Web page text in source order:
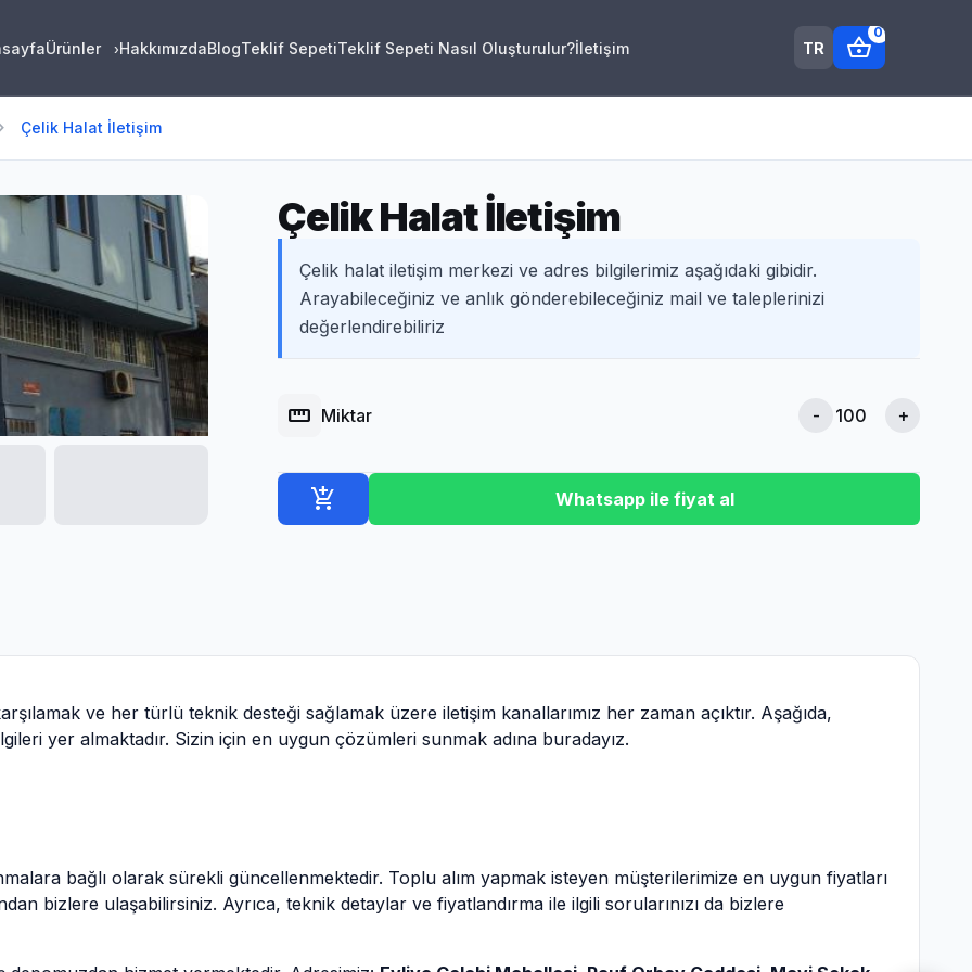
Ürünler ›HakkımızdaBlogTeklif SepetiTeklif Sepeti Nasıl Oluşturulur?İletişim TR shopping_basket
0
Çelik Halat İletişim
Çelik Halat İletişim
Çelik halat iletişim merkezi ve adres bilgilerimiz aşağıdaki gibidir.
Arayabileceğiniz ve anlık gönderebileceğiniz mail ve taleplerinizi
değerlendirebiliriz
straighten Miktar - +
add_shopping_cart Whatsapp ile fiyat al
ve her türlü teknik desteği sağlamak üzere iletişim kanallarımız her zaman açıktır. Aşağıda,
yer almaktadır. Sizin için en uygun çözümleri sunmak adına buradayız.
bağlı olarak sürekli güncellenmektedir. Toplu alım yapmak isteyen müşterilerimize en uygun fiyatları
bizlere ulaşabilirsiniz. Ayrıca, teknik detaylar ve fiyatlandırma ile ilgili sorularınızı da bizlere